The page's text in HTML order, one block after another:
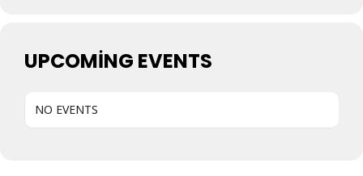
UPCOMING EVENTS
NO EVENTS